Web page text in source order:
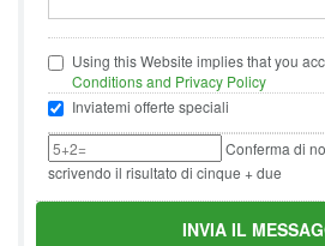
Using this Website implies that you
Conditions and Privacy Policy
Inviatemi offerte speciali
Conferma di
scrivendo il risultato di cinque + due
INVIA IL